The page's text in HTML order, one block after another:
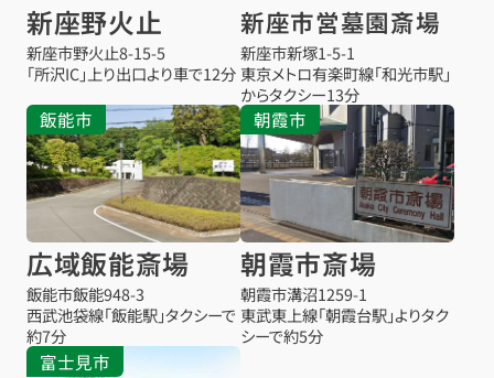
新座野火止
新座市野火止8-15-5
「所沢IC」上り出口より車で12分
新座市営墓園斎場
新座市新塚1-5-1
東京メトロ有楽町線「和光市駅」
からタクシー13分
飯能市
広域飯能斎場
飯能市飯能948-3
西武池袋線「飯能駅」タクシーで
約7分
朝霞市
朝霞市斎場
朝霞市溝沼1259-1
東武東上線「朝霞台駅」よりタク
シーで約5分
富士見市